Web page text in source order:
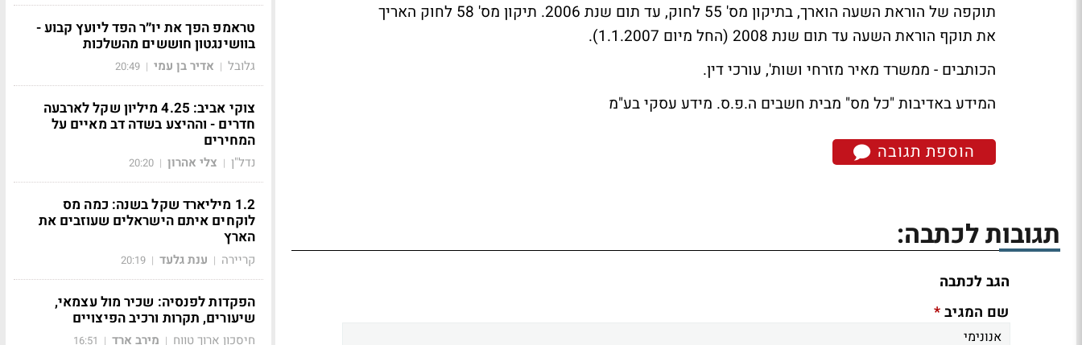
תוקפה של הוראת השעה הוארך, בתיקון מס' 55 לחוק, עד תום שנת 2006. תיקון מס' 58 לחוק האריך
את תוקף הוראת השעה עד תום שנת 2008 (החל מיום 1.1.2007).
הכותבים - ממשרד מאיר מזרחי ושות', עורכי דין.
המידע באדיבות "כל מס" מבית חשבים ה.פ.ס. מידע עסקי בע"מ
הוספת תגובה
תגובות לכתבה:
הגב לכתבה
שם המגיב*
טראמפ הפך את יו״ר הפד ליועץ קבוע -
בוושינגטון חוששים מהשלכות
גלובל | אדיר בן עמי |
20:49
צוקי אביב: 4.25 מיליון שקל לארבעה
חדרים - וההיצע בשדה דב מאיים על
המחירים
נדל"ן | צלי אהרון |
20:20
1.2 מיליארד שקל בשנה: כמה מס
לוקחים איתם הישראלים שעוזבים את
הארץ
קריירה | ענת גלעד |
20:19
הפקדות לפנסיה: שכיר מול עצמאי,
שיעורים, תקרות ורכיב הפיצויים
חיסכון ארוך טווח | מירב ארד |
16:51